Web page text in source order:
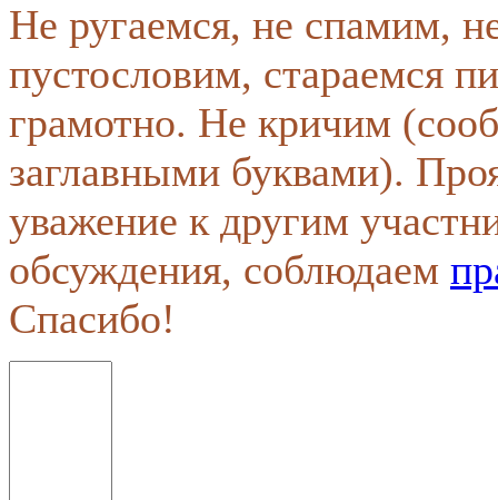
Не ругаемся, не спамим,
пустословим, стараемся
грамотно. Не кричим
заглавными буквами).
уважение к другим
обсуждения, соблюдаем
Спасибо!